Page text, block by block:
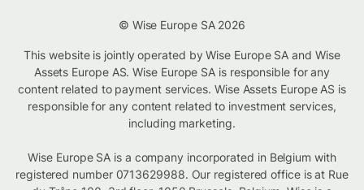
© Wise Europe SA 2026
This website is jointly operated by Wise Europe SA and Wise
Assets Europe AS. Wise Europe SA is responsible for any
content related to payment services. Wise Assets Europe AS is
responsible for any content related to investment services,
including marketing.
Wise Europe SA is a company incorporated in Belgium with
registered number 0713629988. Our registered office is at Rue